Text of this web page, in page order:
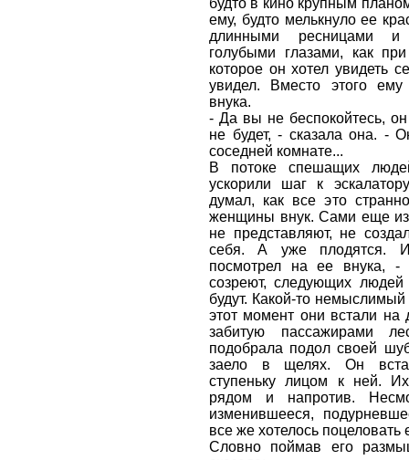
будто в кино крупным
ему, будто мелькнуло ее
длинными ресницами и
голубыми глазами, как при
которое он хотел увидеть
увидел. Вместо этого
внука.
- Да вы не беспокойтесь,
не будет, - сказала она. -
соседней комнате...
В потоке спешащих
ускорили шаг к
думал, как все это
женщины внук. Сами еще из
не представляют, не
себя. А уже плодятся.
посмотрел на ее внука, -
созреют, следующих людей
будут. Какой-то немыслимый
этот момент они встали на
забитую пассажирами
подобрала подол своей
заело в щелях. Он
ступеньку лицом к ней.
рядом и напротив.
изменившееся,
все же хотелось поцеловать
Словно поймав его